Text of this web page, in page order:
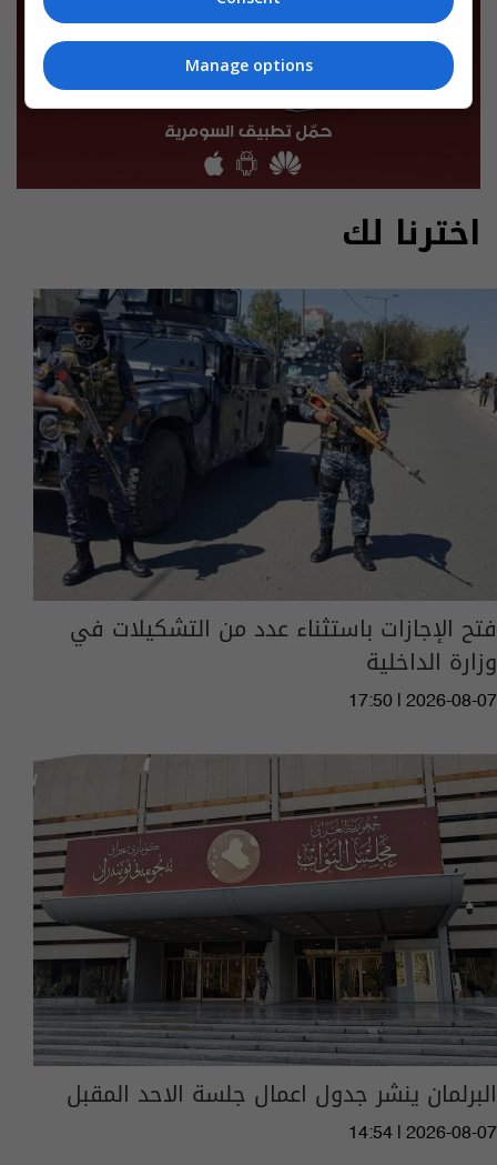
اخترنا لك
فتح الإجازات باستثناء عدد من التشكيلات في
وزارة الداخلية
17:50 | 2026-08-07
البرلمان ينشر جدول اعمال جلسة الاحد المقبل
14:54 | 2026-08-07
Manage options